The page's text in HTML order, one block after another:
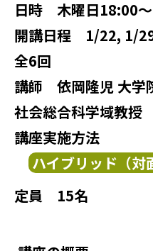
日時
木曜日18:00
開講日程
1/22, 1/
全6回
講師
依岡隆児 大学
社会総合科学域教授
講座実施方法
定員 15名